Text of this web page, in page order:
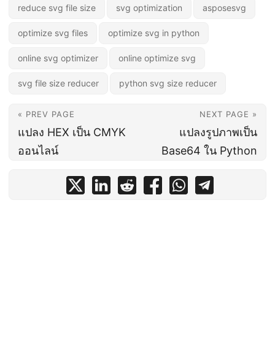
reduce svg file size svg optimization asposesvg
optimize svg files optimize svg in python
online svg optimizer online optimize svg
svg file size reducer python svg size reducer
« PREV PAGE
แปลง HEX เป็น CMYK
ออนไลน์
NEXT PAGE »
แปลงรูปภาพเป็น
Base64 ใน Python